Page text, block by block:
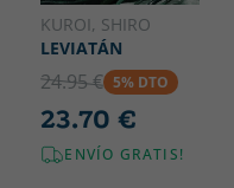
KUROI, SHIRO
LEVIATÁN
24.95 € 5% DTO
23.70 €
ENVÍO GRATIS!